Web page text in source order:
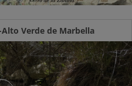
Verde de Marbella